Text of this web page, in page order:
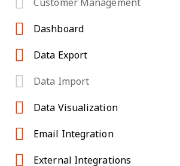
Customer Management
Dashboard
Data Export
Data Import
Data Visualization
Email Integration
External Integrations